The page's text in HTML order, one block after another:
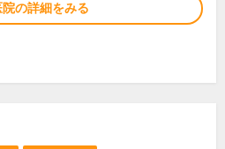
院の詳細をみる